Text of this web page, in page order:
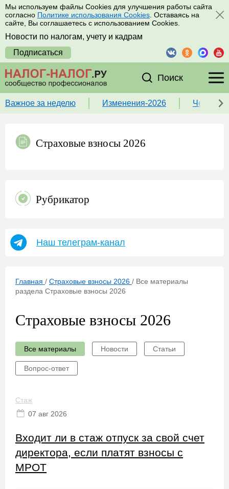
Мы используем файлы Cookies для улучшения работы сайта
согласно Политике использования Cookies . Оставаясь на
сайте, Вы соглашаетесь с использованием Cookies.
Новости по налогам, учету и кадрам
Подписаться
Поиск
Важное за неделю Изменения-2026 Чек-
Страховые взносы 2026
Рубрикатор
Наш телеграм-канал
Главная / Страховые взносы 2026 / Все материалы
раздела Страховые взносы 2026
Страховые взносы 2026
Все материалы Новости Статьи
Вопрос-ответ
Стаж
07 авг 2026
Входит ли в стаж отпуск за свой счет
директора, если платят взносы с
МРОТ